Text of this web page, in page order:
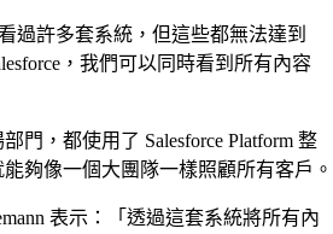
過許多套系統，但這些都無法達到
，我們可以同時看到所有內容
門，都使用了 Salesforce Platform 整
夠像一個大團隊一樣照顧所有客戶。
表示：「透過這套系統將所有內